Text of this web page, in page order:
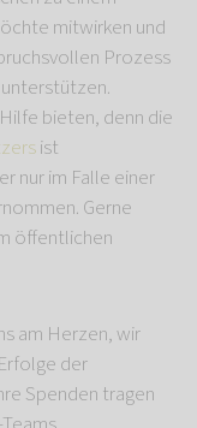
mitwirken und
Prozess
bieten, denn die
ist
nur im Falle einer
Gerne
öffentlichen
am Herzen, wir
der
Spenden tragen